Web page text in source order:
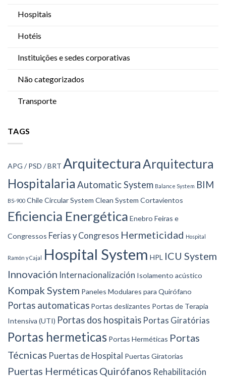
Hospitais
Hotéis
Instituições e sedes corporativas
Não categorizados
Transporte
TAGS
APG / PSD / BRT Arquitectura Arquitectura
Hospitalaria Automatic System Balance System BIM
BS-900 ChileCircular System Clean System Cortavientos
Eficiencia Energética Enebro Feiras e
Congressos Ferias y Congresos Hermeticidad Hospital
Ramón y Cajal Hospital System HPL ICU System
Innovación Internacionalización Isolamento acústico
Kompak System Paneles Modulares para Quirófano
Portas automaticas Portas deslizantes Portas de Terapia
Intensiva (UTI) Portas dos hospitais Portas Giratórias
Portas hermeticas Portas Herméticas Portas
Técnicas Puertas de Hospital Puertas Giratorias
Puertas Herméticas Quirófanos Rehabilitación